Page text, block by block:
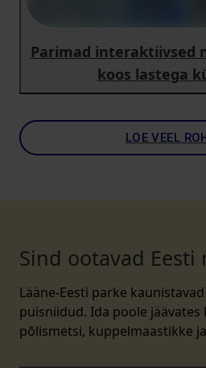
Parimad interaktiivsed
koos lastega
LOE VEEL
Sind ootavad Eesti
Lääne-Eesti parke
puisniidud. Ida poole
põlismetsi, kuppelmaastikke